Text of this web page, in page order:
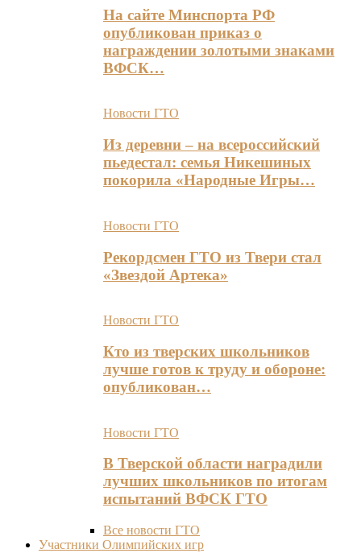
На сайте Минспорта РФ
опубликован приказ о
награждении золотыми знаками
ВФСК…
Новости ГТО
Из деревни – на всероссийский
пьедестал: семья Никешиных
покорила «Народные Игры…
Новости ГТО
Рекордсмен ГТО из Твери стал
«Звездой Артека»
Новости ГТО
Кто из тверских школьников
лучше готов к труду и обороне:
опубликован…
Новости ГТО
В Тверской области наградили
лучших школьников по итогам
испытаний ВФСК ГТО
Все новости ГТО
Участники Олимпийских игр